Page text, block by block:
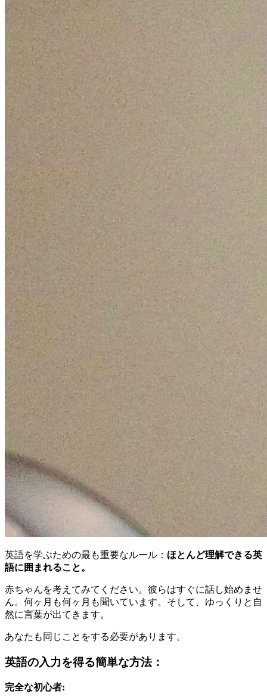
英語を学ぶための最も重要なルール： ほとんど理解できる英
語に囲まれること。
赤ちゃんを考えてみてください。彼らはすぐに話し始めませ
ん。何ヶ月も何ヶ月も聞いています。そして、ゆっくりと自
然に言葉が出てきます。
あなたも同じことをする必要があります。
英語の入力を得る簡単な方法：
完全な初心者: